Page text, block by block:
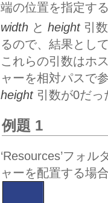
端の位置を指定す
width と height引数
るので、結果とし
これらの引数はホ
ャーを相対パスで
height引数が0だっ
例題 1
‘Resources’フォル
ャーを配置する場